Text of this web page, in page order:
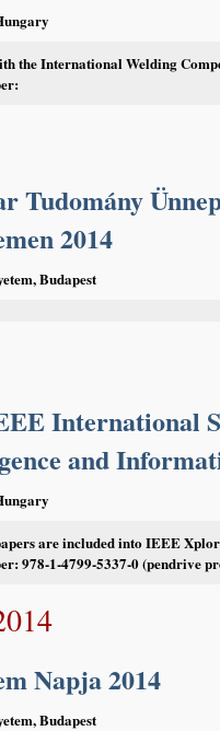
the International Welding
Tudomány
2014
Budapest
International
and
are included into IEEE
978-1-4799-5337-0 (pendrive
Napja 2014
Budapest